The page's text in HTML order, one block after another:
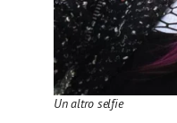
Un altro selfie